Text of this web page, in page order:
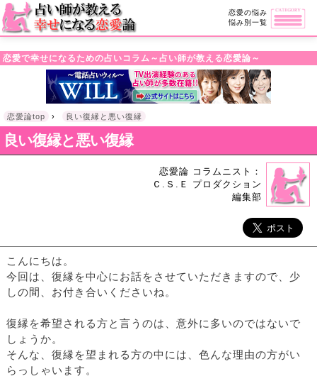
・!DOCTYPE html>l
恋愛の悩み
悩み別一覧
恋愛で幸せになるための占いコラム～占い師が教える恋愛論～
恋愛論top › 良い復縁と悪い復縁
良い復縁と悪い復縁
恋愛論 コラムニスト：
Ｃ.Ｓ.Ｅ プロダクション
編集部
こんにちは。
今回は、復縁を中心にお話をさせていただきますので、少
しの間、お付き合いくださいね。
復縁を希望される方と言うのは、意外に多いのではないで
しょうか。
そんな、復縁を望まれる方の中には、色んな理由の方がい
らっしゃいます。